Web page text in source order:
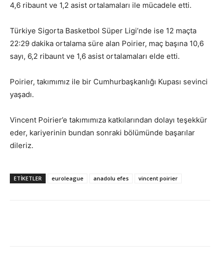
4,6 ribaunt ve 1,2 asist ortalamaları ile mücadele etti.
Türkiye Sigorta Basketbol Süper Ligi’nde ise 12 maçta
22:29 dakika ortalama süre alan Poirier, maç başına 10,6
sayı, 6,2 ribaunt ve 1,6 asist ortalamaları elde etti.
Poirier, takımımız ile bir Cumhurbaşkanlığı Kupası sevinci
yaşadı.
Vincent Poirier’e takımımıza katkılarından dolayı teşekkür
eder, kariyerinin bundan sonraki bölümünde başarılar
dileriz.
ETIKETLER euroleague anadolu efes vincent poirier